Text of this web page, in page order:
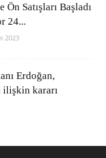
Satışları Başladı
24...
2023
Erdoğan,
ilişkin kararı